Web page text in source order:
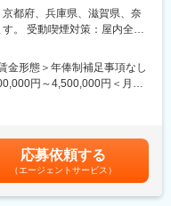
のサービスを「ワンストッ
顧客と取引の実績があり、
ます。
ョンです。
業務を担う
べるため、医療業界が初めて
でなく、専門知識を持って
要が高まり、希少性も増し
都府、兵庫県、滋賀県、奈
全面
金形態＞年俸制補足事項なし
円～4,500,000円＜月額
1回、10万円程度支給）※た
（3年勤務5万円支給、5年
くまでも目安の金額であ
ります。月給(月額)は固定手
応募依頼する
（エージェントサービス）